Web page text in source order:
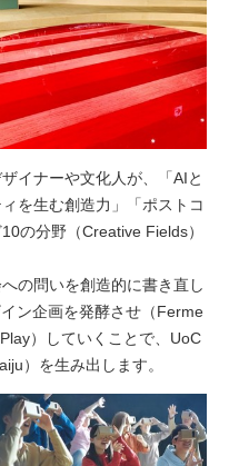
イナーや文化人が、「AIと
を生む創造力」「ポストコ
の分野（Creative Fields）
の問いを創造的に書き直し
ン企画を発酵させ（Ferme
）していくことで、UoC
）を生み出します。